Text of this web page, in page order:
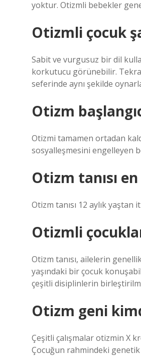
yoktur. Otizmli bebekler
Otizmli çocuk
Sabit ve vurgusuz bir dil
korkutucu görünebilir.
seferinde aynı şekilde
Otizm
Otizmi tamamen ortadan
sosyalleşmesini engelleyen
Otizm tanısı
Otizm tanısı 12 aylık
Otizmli
Otizm tanısı, ailelerin
yaşındaki bir çocuk
çeşitli disiplinlerin
Otizm geni
Çeşitli çalışmalar otizmin X
Çocuğun rahmindeki